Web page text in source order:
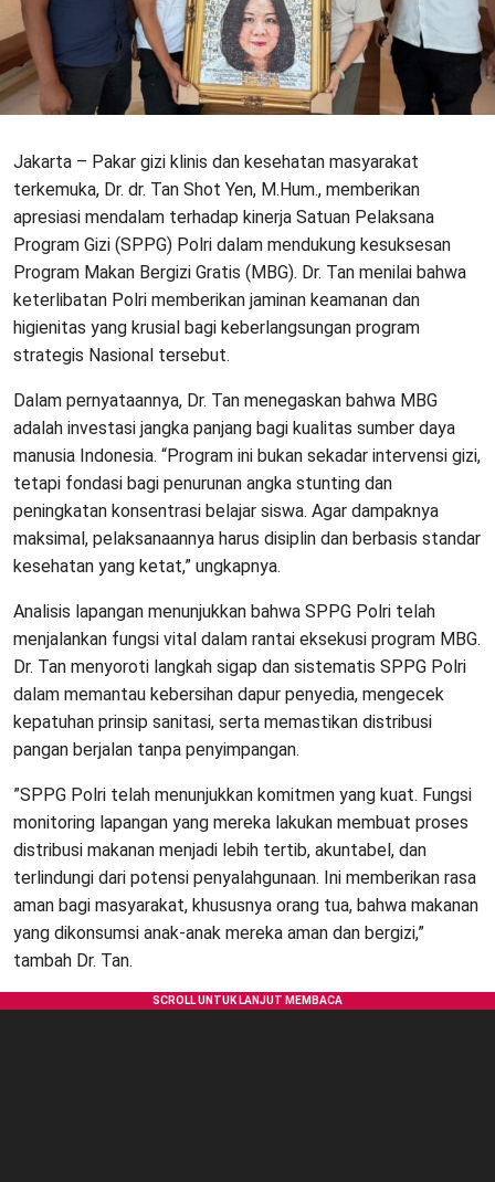
Jakarta – Pakar gizi klinis dan kesehatan masyarakat
terkemuka, Dr. dr. Tan Shot Yen, M.Hum., memberikan
apresiasi mendalam terhadap kinerja Satuan Pelaksana
Program Gizi (SPPG) Polri dalam mendukung kesuksesan
Program Makan Bergizi Gratis (MBG). Dr. Tan menilai bahwa
keterlibatan Polri memberikan jaminan keamanan dan
higienitas yang krusial bagi keberlangsungan program
strategis Nasional tersebut.
​Dalam pernyataannya, Dr. Tan menegaskan bahwa MBG
adalah investasi jangka panjang bagi kualitas sumber daya
manusia Indonesia. “Program ini bukan sekadar intervensi gizi,
tetapi fondasi bagi penurunan angka stunting dan
peningkatan konsentrasi belajar siswa. Agar dampaknya
maksimal, pelaksanaannya harus disiplin dan berbasis standar
kesehatan yang ketat,” ungkapnya.
​Analisis lapangan menunjukkan bahwa SPPG Polri telah
menjalankan fungsi vital dalam rantai eksekusi program MBG.
Dr. Tan menyoroti langkah sigap dan sistematis SPPG Polri
dalam memantau kebersihan dapur penyedia, mengecek
kepatuhan prinsip sanitasi, serta memastikan distribusi
pangan berjalan tanpa penyimpangan.
​”SPPG Polri telah menunjukkan komitmen yang kuat. Fungsi
monitoring lapangan yang mereka lakukan membuat proses
distribusi makanan menjadi lebih tertib, akuntabel, dan
terlindungi dari potensi penyalahgunaan. Ini memberikan rasa
aman bagi masyarakat, khususnya orang tua, bahwa makanan
yang dikonsumsi anak-anak mereka aman dan bergizi,”
tambah Dr. Tan.